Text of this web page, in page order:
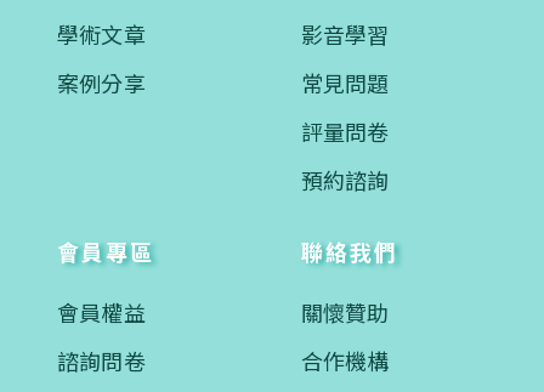
學術文章
案例分享
影音學習
常見問題
評量問卷
預約諮詢
會員專區
會員權益
諮詢問卷
聯絡我們
關懷贊助
合作機構